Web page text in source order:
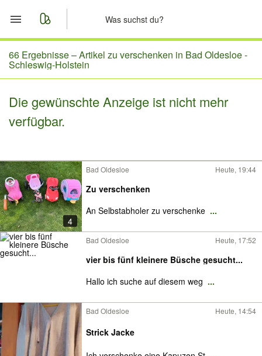
Start
Merkliste
Nachrichten
66 Ergebnisse –Artikel zu verschenken in Bad Oldesloe -
Schleswig-Holstein
Die gewünschte Anzeige ist nicht mehr
verfügbar.
4
Bad Oldesloe Heute, 19:44
Zu verschenken
An Selbstabholer zu verschenke ...
Bad Oldesloe Heute, 17:52
vier bis fünf kleinere Büsche gesucht...
Hallo ich suche auf diesem weg ...
Bad Oldesloe Heute, 14:54
Strick Jacke